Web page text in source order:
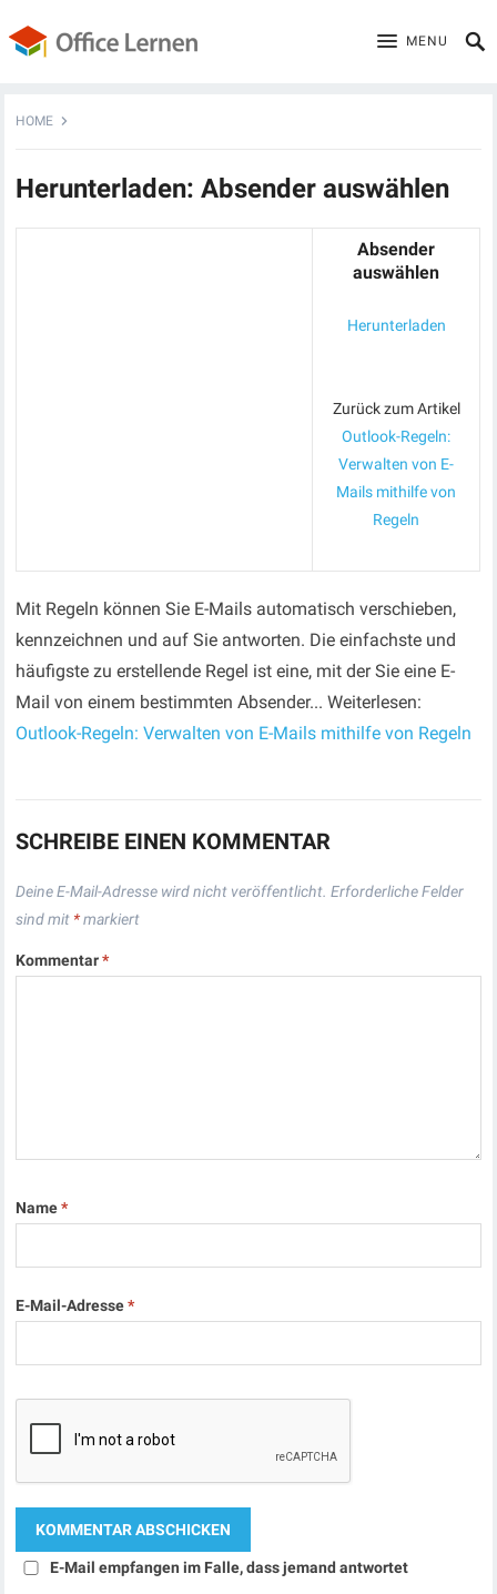
MENU
HOME
Herunterladen: Absender auswählen
Absender
auswählen
Herunterladen
Zurück zum Artikel
Outlook-Regeln:
Verwalten von E-
Mails mithilfe von
Regeln
Mit Regeln können Sie E-Mails automatisch verschieben,
kennzeichnen und auf Sie antworten. Die einfachste und
häufigste zu erstellende Regel ist eine, mit der Sie eine E-
Mail von einem bestimmten Absender... Weiterlesen:
Outlook-Regeln: Verwalten von E-Mails mithilfe von Regeln
SCHREIBE EINEN KOMMENTAR
Deine E-Mail-Adresse wird nicht veröffentlicht. Erforderliche Felder
sind mit *markiert
Kommentar*
Name*
E-Mail-Adresse*
E-Mail empfangen im Falle, dass jemand antwortet